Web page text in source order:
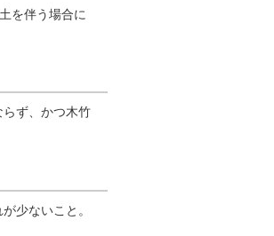
を伴う場合に
ず、かつ木竹
少ないこと。